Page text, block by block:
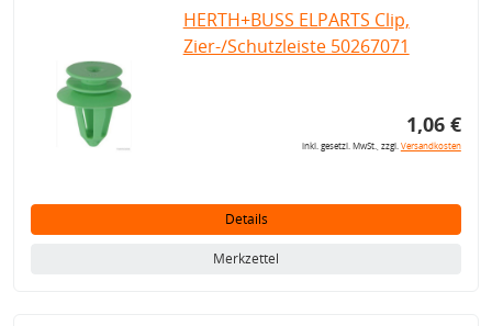
HERTH+BUSS ELPARTS Clip,
Zier-/Schutzleiste 50267071
1,06 €
inkl. gesetzl. MwSt., zzgl.Versandkosten
Details
Merkzettel